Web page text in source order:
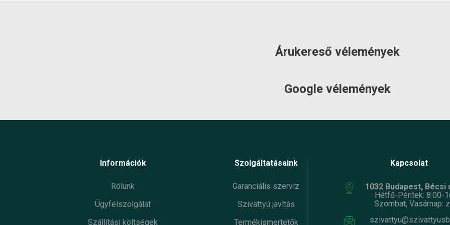
Árukereső vélemények
Google vélemények
Információk
Rólunk
Ügyfélszolgálat
Szállítási költségek
Szolgáltatásaink
Garanciális szerviz
Szivattyú javítás
Termékismertetők
Kapcsolat
1032 Budapest, Bécsi
Hétfő-Péntek: 8:00-
Szombat, Vasárnap: